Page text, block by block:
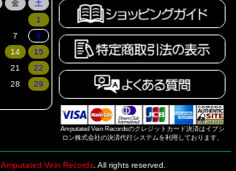
Amputated Vein Recordsのクレジットカード決済はイプシ
ロン株式会社の決済代行システムを利用しております。
Amputated Vein Records All rights reserved.